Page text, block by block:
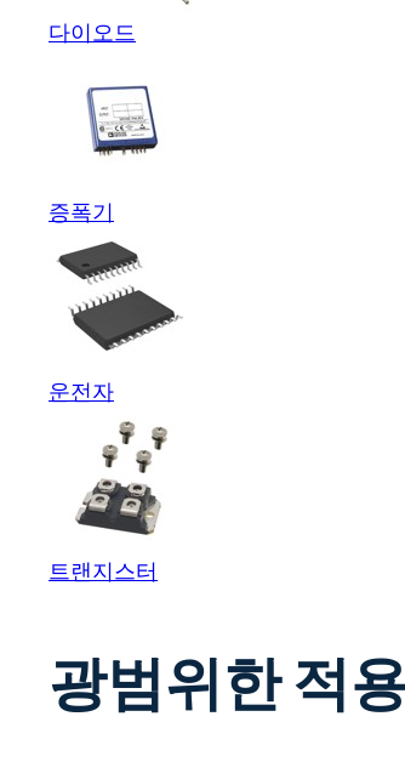
다이오드
증폭기
운전자
트랜지스터
광범위한 적